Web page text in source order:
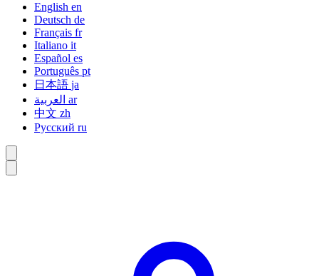
English en
Deutsch de
Français fr
Italiano it
Español es
Português pt
日本語 ja
ar
中文 zh
Русский ru